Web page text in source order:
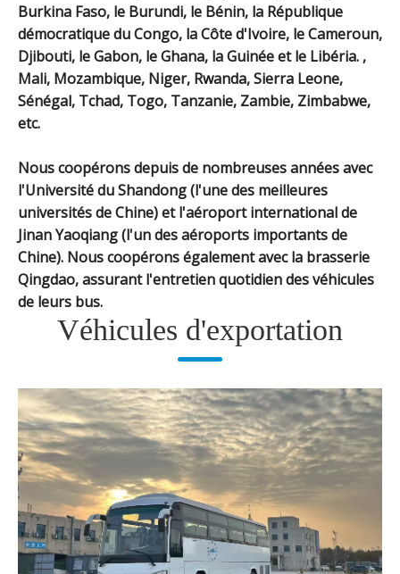
Burkina Faso, le Burundi, le Bénin, la République
démocratique du Congo, la Côte d'Ivoire, le Cameroun,
Djibouti, le Gabon, le Ghana, la Guinée et le Libéria. ,
Mali, Mozambique, Niger, Rwanda, Sierra Leone,
Sénégal, Tchad, Togo, Tanzanie, Zambie, Zimbabwe,
etc.
Nous coopérons depuis de nombreuses années avec
l'Université du Shandong (l'une des meilleures
universités de Chine) et l'aéroport international de
Jinan Yaoqiang (l'un des aéroports importants de
Chine). Nous coopérons également avec la brasserie
Qingdao, assurant l'entretien quotidien des véhicules
de leurs bus.
Véhicules d'exportation